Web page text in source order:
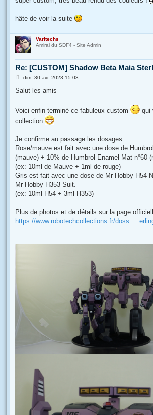
hâte de voir la suite
Varitechs
Amiral du SDF4 - Site Admin
Re: [CUSTOM] Shadow Beta Maia
M
s
g
e
dim. 30 avr. 2023 15:03
Salut les amis
Voici enfin terminé ce fabuleux custom
qui
collection
Je confirme au passage les dosages:
Rose/mauve est fait avec une dose de
(mauve) + 10% de Humbrol Enamel Mat n°60
(ex: 10ml de Mauve + 1ml de rouge)
Gris est fait avec une dose de Mr Hobby H54
Mr Hobby H353 Suit.
(ex: 10ml H54 + 3ml H353)
Plus de photos et de détails sur la page
https://www.robotechcollections.fr/doss ...